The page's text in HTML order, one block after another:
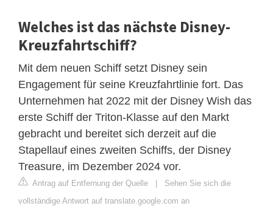
Welches ist das nächste Disney-
Kreuzfahrtschiff?
Mit dem neuen Schiff setzt Disney sein
Engagement für seine Kreuzfahrtlinie fort. Das
Unternehmen hat 2022 mit der Disney Wish das
erste Schiff der Triton-Klasse auf den Markt
gebracht und bereitet sich derzeit auf die
Stapellauf eines zweiten Schiffs, der Disney
Treasure, im Dezember 2024 vor.
Antrag auf Entfernung der Quelle | Sehen Sie sich die
vollständige Antwort auf translate.google.com an